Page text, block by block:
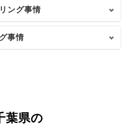
ング事情
事情
葉県の